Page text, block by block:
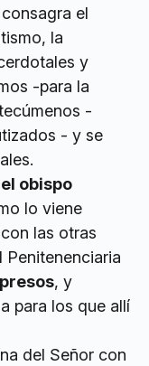
el
la
y
-para la
-
- y se
el obispo
lo viene
las otras
Penitenenciaria
, y
para los que allí
del Señor con